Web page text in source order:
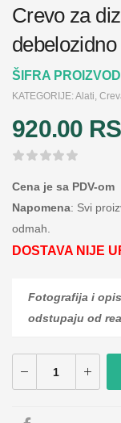
Crevo za
ŠIFRA
KATEGORIJE: Alati,
920.00
Cena je sa PDV-om
Napomena: Svi
odmah.
DOSTAVA NIJE
Fotografija i
odstupaju od